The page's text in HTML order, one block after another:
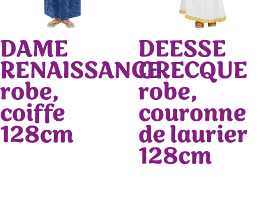
DAME
RENAISSANCE
robe,
coiffe
128cm
DEESSE
GRECQUE
robe,
couronne
de laurier
128cm